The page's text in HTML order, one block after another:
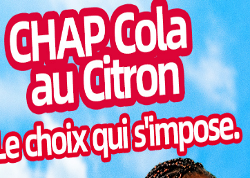
le Mali et le Bénin ont donné un nouvel élan
free roaming. En date du 9 décembre 2023, les
où les usagers de téléphonie mobile
la suppression des frais d’itinérance.
de la mise en œuvre du règlement de la
Les protagonistes de cet accord, à
Mali, Monsieur Hervé Coovi GUEDEGBE du
l’ARCEP Togo, ont scellé cette collaboration